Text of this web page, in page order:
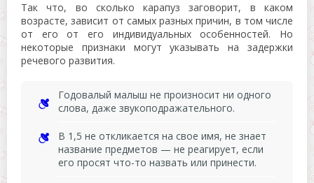
Так что, во сколько карапуз заговорит, в каком
возрасте, зависит от самых разных причин, в том числе
от его от его индивидуальных особенностей. Но
некоторые признаки могут указывать на задержки
речевого развития.
Годовалый малыш не произносит ни одного
слова, даже звукоподражательного.
В 1,5 не откликается на свое имя, не знает
название предметов — не реагирует, если
его просят что-то назвать или принести.